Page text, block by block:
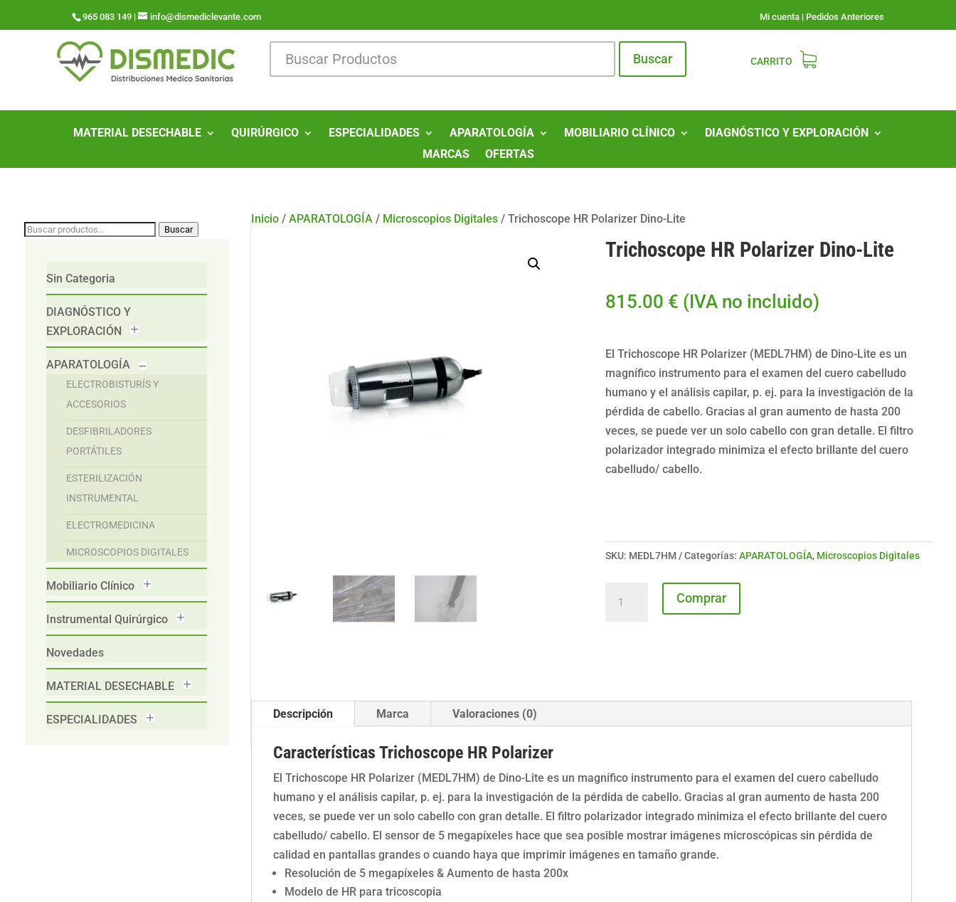
965 083 149 | info@dismediclevante.com Mi cuenta | Pedidos Anteriores
Buscar CARRITO
MATERIAL DESECHABLE QUIRÚRGICO ESPECIALIDADES APARATOLOGÍA MOBILIARIO CLÍNICO
DIAGNÓSTICO Y EXPLORACIÓN
MARCAS
OFERTAS
Buscar
Buscar
Sin Categoria
DIAGNÓSTICO Y
EXPLORACIÓN
APARATOLOGÍA
ELECTROBISTURÍS Y
ACCESORIOS
DESFIBRILADORES
PORTÁTILES
ESTERILIZACIÓN
INSTRUMENTAL
ELECTROMEDICINA
MICROSCOPIOS DIGITALES
Mobiliario Clínico
Instrumental Quirúrgico
Novedades
MATERIAL DESECHABLE
ESPECIALIDADES
Inicio/ APARATOLOGÍA / Microscopios Digitales/ Trichoscope HR Polarizer Dino-Lite
Trichoscope HR Polarizer Dino-Lite
815.00 € (IVA no incluido)
El Trichoscope HR Polarizer (MEDL7HM) de Dino-Lite es un
magnífico instrumento para el examen del cuero cabelludo
humano y el análisis capilar, p. ej. para la investigación de la
pérdida de cabello. Gracias al gran aumento de hasta 200
veces, se puede ver un solo cabello con gran detalle. El filtro
polarizador integrado minimiza el efecto brillante del cuero
cabelludo/ cabello.
SKU: MEDL7HM Categorías: APARATOLOGÍA, Microscopios Digitales
Comprar
Descripción Marca Valoraciones (0)
Características Trichoscope HR Polarizer
El Trichoscope HR Polarizer (MEDL7HM) de Dino-Lite es un magnífico instrumento para el examen del cuero cabelludo
humano y el análisis capilar, p. ej. para la investigación de la pérdida de cabello. Gracias al gran aumento de hasta 200
veces, se puede ver un solo cabello con gran detalle. El filtro polarizador integrado minimiza el efecto brillante del cuero
cabelludo/ cabello. El sensor de 5 megapíxeles hace que sea posible mostrar imágenes microscópicas sin pérdida de
calidad en pantallas grandes o cuando haya que imprimir imágenes en tamaño grande.
Resolución de 5 megapíxeles & Aumento de hasta 200x
Modelo de HR para tricoscopia